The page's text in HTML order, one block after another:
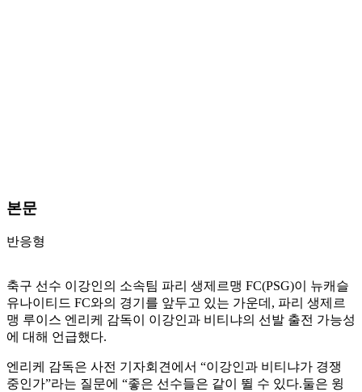
본문
반응형
축구 선수 이강인의 소속팀 파리 생제르맹 FC(PSG)이 뉴캐슬
유나이티드 FC와의 경기를 앞두고 있는 가운데, 파리 생제르
맹 루이스 엔리케 감독이 이강인과 비티냐의 선발 출전 가능성
에 대해 언급했다.
엔리케 감독은 사전 기자회견에서 “이강인과 비티냐가 경쟁
중인가”라는 질문에 “좋은 선수들은 같이 뛸 수 있다.둘은 윙